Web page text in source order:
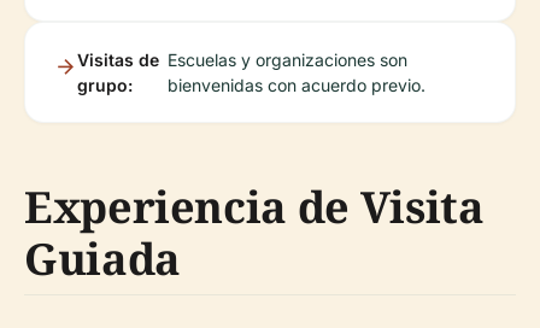
Visitas de
grupo:
Escuelas y organizaciones son
bienvenidas con acuerdo previo.
Experiencia de Visita
Guiada